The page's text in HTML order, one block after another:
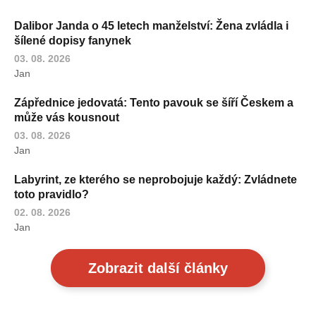
Dalibor Janda o 45 letech manželství: Žena zvládla i
šílené dopisy fanynek
03. 08. 2026
Jan
Zápřednice jedovatá: Tento pavouk se šíří Českem a
může vás kousnout
03. 08. 2026
Jan
Labyrint, ze kterého se neprobojuje každý: Zvládnete
toto pravidlo?
02. 08. 2026
Jan
Zobrazit další články